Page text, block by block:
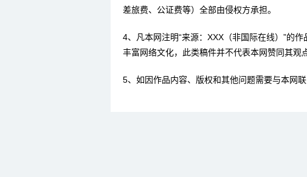
差旅费、公证费等）全部由侵权方承担。
4、凡本网注明“来源：XXX（非国际在线）”的
丰富网络文化，此类稿件并不代表本网赞同其观
5、如因作品内容、版权和其他问题需要与本网